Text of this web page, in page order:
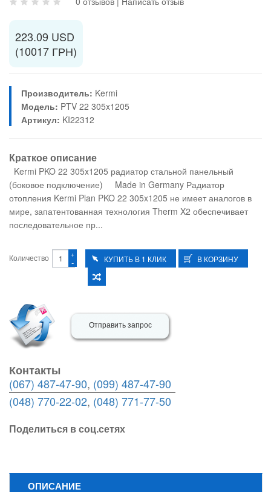
223.09 USD
(10017 ГРН)
Производитель: Kermi
Модель: PTV 22 305x1205
Артикул: KI22312
Краткое описание
Kermi PKO 22 305x1205 радиатор стальной панельный
(боковое подключение) Made in Germany Радиатор
отопления Kermi Plan PKO 22 305x1205 не имеет аналогов в
мире, запатентованная технология Therm X2 обеспечивает
последовательное пр...
Количество -
+
Отправить запрос
Контакты
(067) 487-47-90, (099) 487-47-90
(048) 770-22-02, (048) 771-77-50
Поделиться в соц.сетях
ОПИСАНИЕ